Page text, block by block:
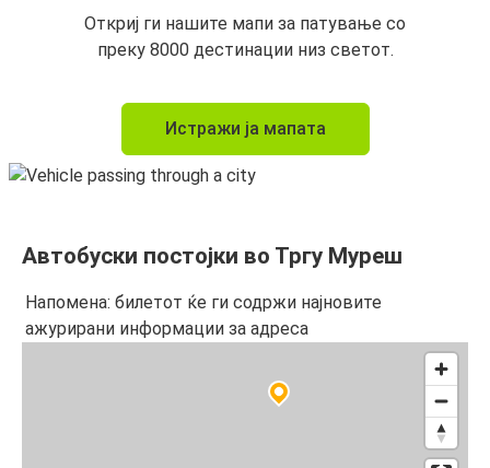
Откриј ги нашите мапи за патување со
преку 8000 дестинации низ светот.
Истражи ја мапата
Автобуски постојки во Тргу Муреш
Напомена: билетот ќе ги содржи најновите
ажурирани информации за адреса